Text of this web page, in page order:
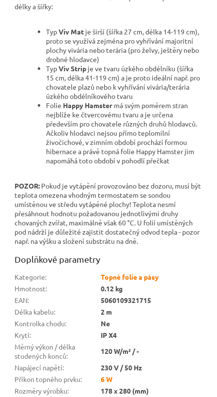
délky a šířky:
TypViv Mat je širší (šířka 27 cm, délka 14-119 cm),
proto se využívá zejména pro vyhřívání majoritní
plochy vivária nebo terária (pro želvy, ještěry nebo
drobné hlodavce)
TypViv Strip je ve tvaru úzkého obdélníku (šířka
15 cm, délka 41-119 cm) a je proto ideální např. pro
chovatele plazů nebo k vyhřívání vivária/terária
úzkého obdélníkového tvaru
Folie Happy Hamster má svým poměrem stran
nejblíže ke čtvercovému tvaru a je určena
především pro chovatele různých druhů hlodavců.
Ačkoliv hlodavci nejsou přímo teplomilní
živočichové, v zimním období prochází formou
hibernace a právě topná folie Happy Hamster jim
napomáhá toto období v pohodlí přečkat
POZOR: Pokud je vytápění provozováno bez dozoru, musí být
teplota omezena vhodným termostatem se sondou
umístěnou ve středu vytápěné plochy! Teplota nesmí
přesáhnout hodnotu požadovanou jednotlivými druhy
chovaných zvířat, maximálně však 60 °C. U folií umístěných
pod nádrží je důležité zajistit dostatečný odvod tepla - pozor
např. na výšku a složení substrátu na dně.
Doplňkové parametry
Kategorie:
Topné folie a pásy
Hmotnost:
0.12 kg
EAN:
5060109321715
Délka kabelu:
2 m
Kontrolka chodu:
Ne
Krytí:
IP X4
Měrný výkon / délka
studených konců:
120 W/m² / -
Napájecí napětí:
230 V / 50 Hz
Příkon topného prvku:
6 W
Rozměry výrobku:
178 x 280 (mm)